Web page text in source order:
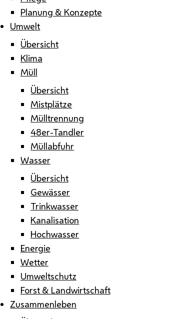
Planung & Konzepte
Umwelt
Übersicht
Klima
Müll
Übersicht
Mistplätze
Mülltrennung
48er-Tandler
Müllabfuhr
Wasser
Übersicht
Gewässer
Trinkwasser
Kanalisation
Hochwasser
Energie
Wetter
Umweltschutz
Forst & Landwirtschaft
Zusammenleben